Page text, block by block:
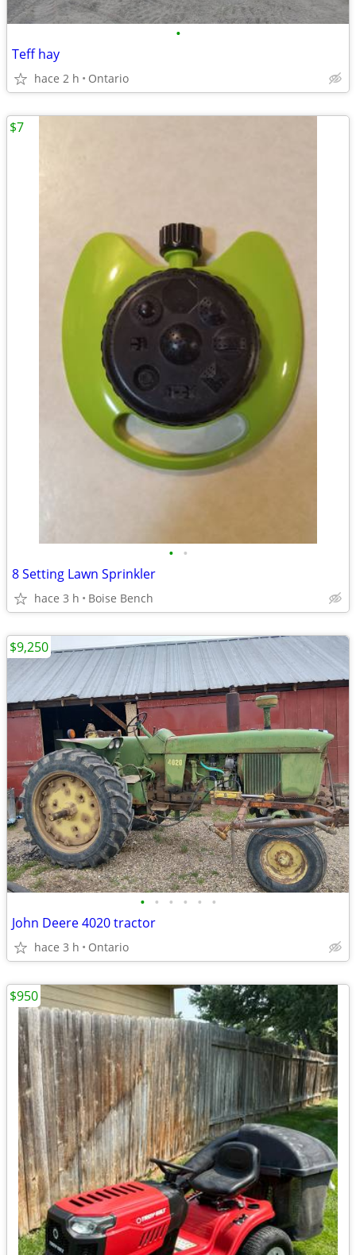
•
Teff hay
hace 2 h Ontario
• •
8 Setting Lawn Sprinkler
hace 3 h Boise Bench
$7
• • • • • •
John Deere 4020 tractor
hace 3 h Ontario
$9,250
$950